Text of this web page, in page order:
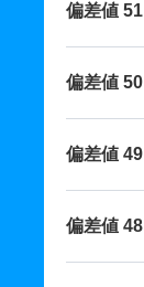
偏差値 51
偏差値 50
偏差値 49
偏差値 48